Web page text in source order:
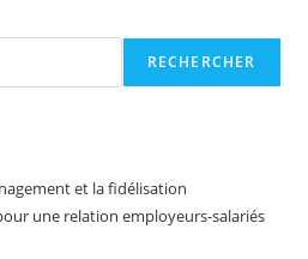
RECHERCHER
et la fidélisation
une relation employeurs-salariés